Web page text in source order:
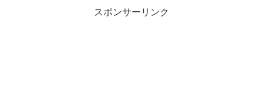
スポンサーリンク